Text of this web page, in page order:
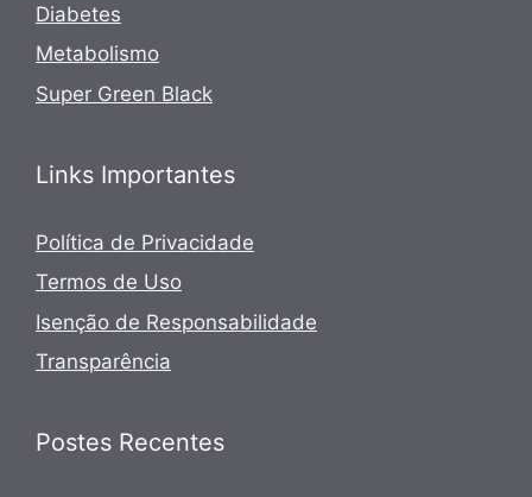
Diabetes
Metabolismo
Super Green Black
Links Importantes
Política de Privacidade
Termos de Uso
Isenção de Responsabilidade
Transparência
Postes Recentes